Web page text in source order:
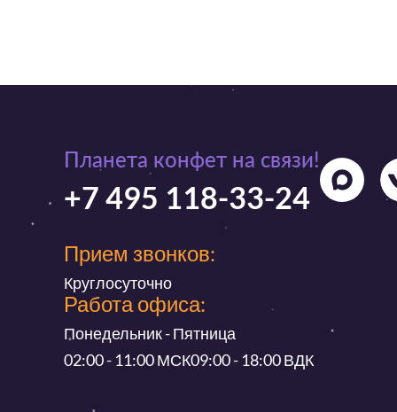
Планета конфет на связи!
+7 495 118-33-24
Прием звонков:
Круглосуточно
Работа офиса:
Понедельник - Пятница
02:00 - 11:00 МСК09:00 - 18:00 ВДК